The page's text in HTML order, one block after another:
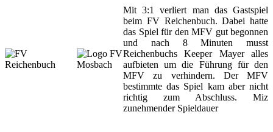
Mit 3:1 verliert man das Gastspiel
beim FV Reichenbuch. Dabei hatte
das Spiel für den MFV gut begonnen
und nach 8 Minuten musst
Reichenbuchs Keeper Mayer alles
aufbieten um die Führung für den
MFV zu verhindern. Der MFV
bestimmte das Spiel kam aber nicht
richtig zum Abschluss. Miz
zunehmender Spieldauer